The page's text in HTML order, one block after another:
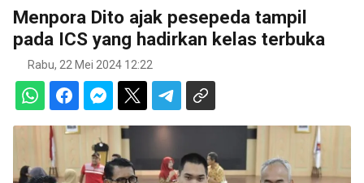
Menpora Dito ajak pesepeda tampil
pada ICS yang hadirkan kelas terbuka
Rabu, 22 Mei 2024 12:22